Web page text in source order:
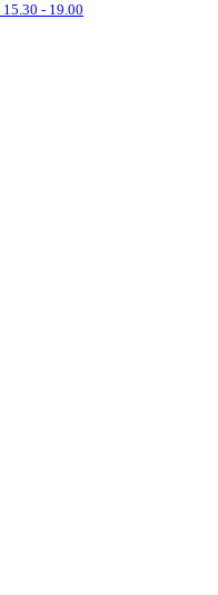
15.30 - 19.00